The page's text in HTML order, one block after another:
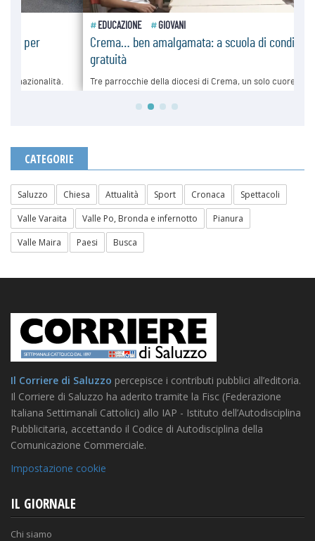
CATEGORIE
Saluzzo Chiesa Attualità Sport Cronaca
Spettacoli
Valle Varaita
Valle Po, Bronda e infernotto
Pianura
Valle Maira
Paesi Busca
Il Corriere di Saluzzo percepisce i contributi pubblici all’editoria.
Il Corriere di Saluzzo ha aderito tramite la Fisc (Federazione
Italiana Settimanali Cattolici) allo IAP - Istituto dell’Autodisciplina
Pubblicitaria, accettando il Codice di Autodisciplina della
Comunicazione Commerciale.
Impostazione cookie
IL GIORNALE
Chi siamo